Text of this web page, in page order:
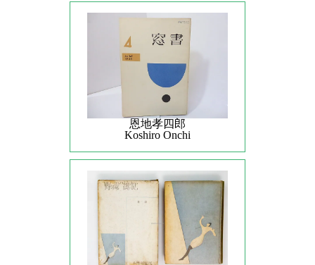
恩地孝四郎
Koshiro Onchi